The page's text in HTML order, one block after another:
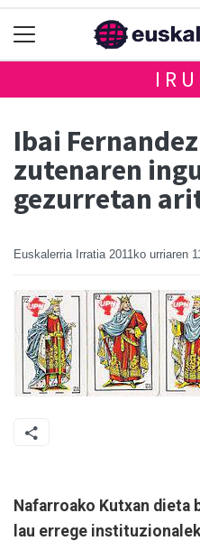
Ibai
zutenaren
gezurretan
Euskalerria Irratia 2011ko urriaren
Nafarroako Kutxan dieta
lau errege instituzionalek